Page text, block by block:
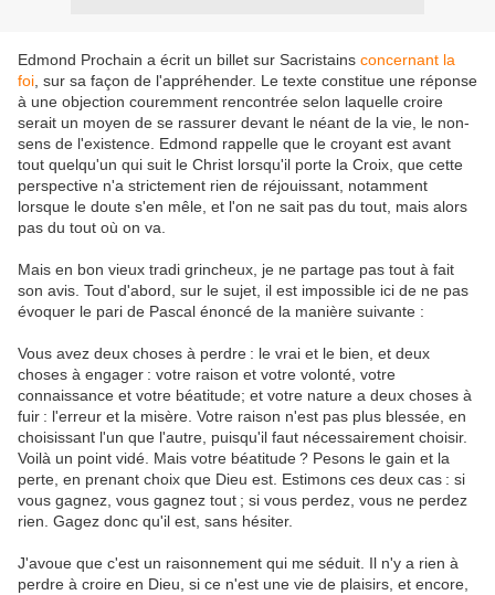
Edmond Prochain a écrit un billet sur Sacristains concernant la
foi , sur sa façon de l'appréhender. Le texte constitue une réponse
à une objection couremment rencontrée selon laquelle croire
serait un moyen de se rassurer devant le néant de la vie, le non-
sens de l'existence. Edmond rappelle que le croyant est avant
tout quelqu'un qui suit le Christ lorsqu'il porte la Croix, que cette
perspective n'a strictement rien de réjouissant, notamment
lorsque le doute s'en mêle, et l'on ne sait pas du tout, mais alors
pas du tout où on va.
Mais en bon vieux tradi grincheux, je ne partage pas tout à fait
son avis. Tout d'abord, sur le sujet, il est impossible ici de ne pas
évoquer le pari de Pascal énoncé de la manière suivante :
Vous avez deux choses à perdre : le vrai et le bien, et deux
choses à engager : votre raison et votre volonté, votre
connaissance et votre béatitude; et votre nature a deux choses à
fuir : l'erreur et la misère. Votre raison n'est pas plus blessée, en
choisissant l'un que l'autre, puisqu'il faut nécessairement choisir.
Voilà un point vidé. Mais votre béatitude ? Pesons le gain et la
perte, en prenant choix que Dieu est. Estimons ces deux cas : si
vous gagnez, vous gagnez tout ; si vous perdez, vous ne perdez
rien. Gagez donc qu'il est, sans hésiter.
J'avoue que c'est un raisonnement qui me séduit. Il n'y a rien à
perdre à croire en Dieu, si ce n'est une vie de plaisirs, et encore,